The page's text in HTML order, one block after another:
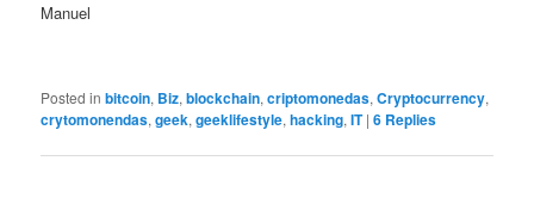
Manuel
Posted in bitcoin, Biz,blockchain,criptomonedas,Cryptocurrency,
crytomonendas,geek,geeklifestyle,hacking,IT |6 Replies